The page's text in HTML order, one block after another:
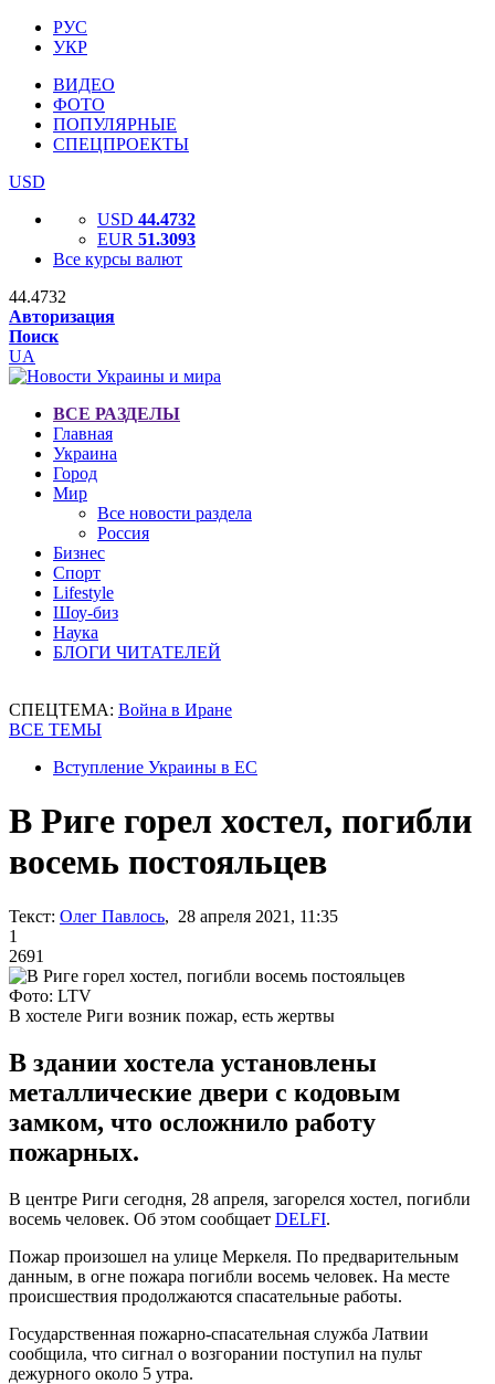
РУС
УКР
ВИДЕО
ФОТО
ПОПУЛЯРНЫЕ
СПЕЦПРОЕКТЫ
USD
USD 44.4732
EUR 51.3093
Все курсы валют
44.4732
Авторизация
Поиск
UA
ВСЕ РАЗДЕЛЫ
Главная
Украина
Город
Мир
Все новости раздела
Россия
Бизнес
Спорт
Lifestyle
Шоу-биз
Наука
БЛОГИ ЧИТАТЕЛЕЙ
СПЕЦТЕМА: Война в Иране
ВСЕ ТЕМЫ
Вступление Украины в ЕС
В Риге горел хостел, погибли
восемь постояльцев
Текст: Олег Павлось, 28 апреля 2021, 11:35
1
2691
Фото: LTV
В хостеле Риги возник пожар, есть жертвы
В здании хостела установлены
металлические двери с кодовым
замком, что осложнило работу
пожарных.
В центре Риги сегодня, 28 апреля, загорелся хостел, погибли
восемь человек. Об этом сообщает DELFI.
Пожар произошел на улице Меркеля. По предварительным
данным, в огне пожара погибли восемь человек. На месте
происшествия продолжаются спасательные работы.
Государственная пожарно-спасательная служба Латвии
сообщила, что сигнал о возгорании поступил на пульт
дежурного около 5 утра.